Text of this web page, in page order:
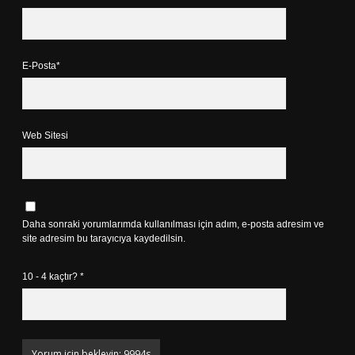
E-Posta*
Web Sitesi
Daha sonraki yorumlarımda kullanılması için adım, e-posta adresim ve
site adresim bu tarayıcıya kaydedilsin.
10 - 4 kaçtır? *